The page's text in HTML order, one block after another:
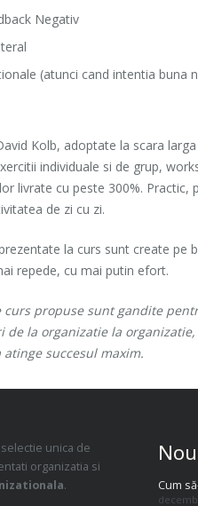
Negativ
(atunci cand intentia buna
Kolb, adoptate la scara
individuale si de grup,
livrate cu peste 300%.
de zi cu zi.
la curs sunt create
repede, cu mai putin efort.
curs propuse sunt gandite
la organizatie la
succesul maxim.
unica de
organizatia si
. Cum